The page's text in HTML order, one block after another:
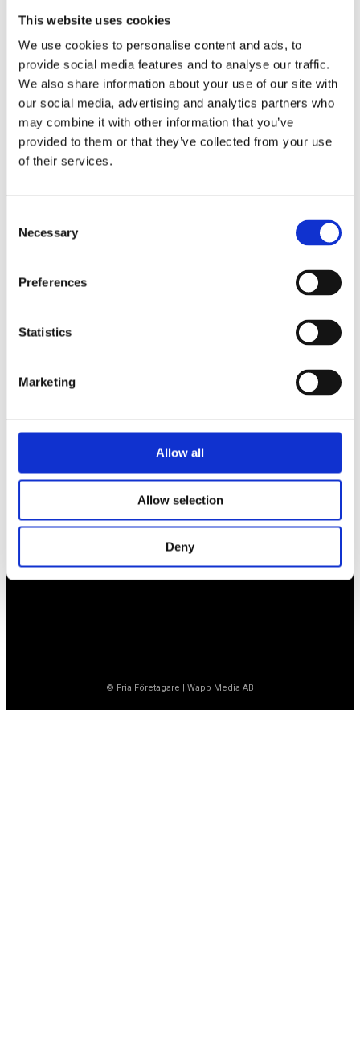
This website uses cookies
We use cookies to personalise content and ads, to
provide social media features and to analyse our traffic.
We also share information about your use of our site with
our social media, advertising and analytics partners who
may combine it with other information that you’ve
provided to them or that they’ve collected from your use
of their services.
Selection
Necessary
Preferences
Statistics
Marketing
Allow all
Allow selection
Deny
Vaktgatan 17bv
020-760 761 (ank. 2)
Öppet vardagar 8.30-15.30
Ett medlemskap späckat med småföretagaranpassade
mycket mer. Vi fokuserar på soloföretagare och små
Försäkringar
Rådgivning
Tips
Nyheter
Om oss
© Fria Företagare Wapp Media AB